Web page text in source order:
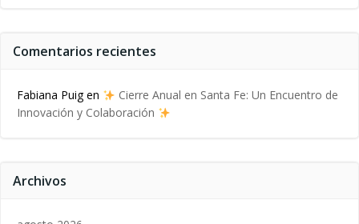
Comentarios recientes
Fabiana Puigen
Cierre Anual en Santa Fe: Un Encuentro de
Innovación y Colaboración
Archivos